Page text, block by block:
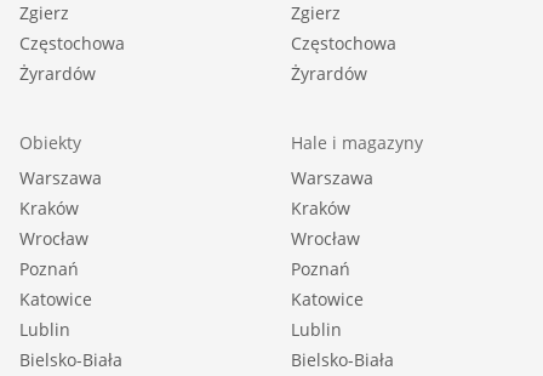
Zgierz
Częstochowa
Żyrardów
Zgierz
Częstochowa
Żyrardów
Obiekty
Warszawa
Kraków
Wrocław
Poznań
Katowice
Lublin
Bielsko-Biała
Hale i magazyny
Warszawa
Kraków
Wrocław
Poznań
Katowice
Lublin
Bielsko-Biała